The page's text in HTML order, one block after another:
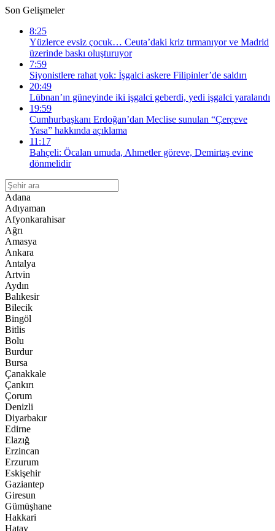
Son Gelişmeler
8:25
Yüzlerce evsiz çocuk… Ceuta’daki kriz tırmanıyor ve Madrid
üzerinde baskı oluşturuyor
7:59
Siyonistlere rahat yok: İşgalci askere Filipinler’de saldırı
20:49
Lübnan’ın güneyinde iki işgalci geberdi, yedi işgalci yaralandı
19:59
Cumhurbaşkanı Erdoğan’dan Meclise sunulan “Çerçeve
Yasa” hakkında açıklama
11:17
Bahçeli: Öcalan umuda, Ahmetler göreve, Demirtaş evine
dönmelidir
Adana
Adıyaman
Afyonkarahisar
Ağrı
Amasya
Ankara
Antalya
Artvin
Aydın
Balıkesir
Bilecik
Bingöl
Bitlis
Bolu
Burdur
Bursa
Çanakkale
Çankırı
Çorum
Denizli
Diyarbakır
Edirne
Elazığ
Erzincan
Erzurum
Eskişehir
Gaziantep
Giresun
Gümüşhane
Hakkari
Hatay